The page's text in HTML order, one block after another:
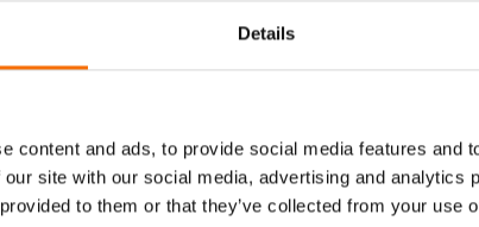
Details
content and ads, to provide social media features and
site with our social media, advertising and analytics
to them or that they’ve collected from your use